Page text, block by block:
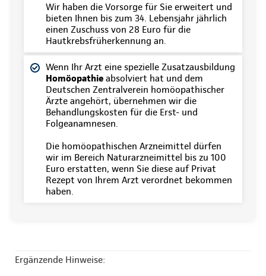
Wir haben die Vorsorge für Sie erweitert und
bieten Ihnen bis zum 34. Lebensjahr jährlich
einen Zuschuss von 28 Euro für die
Hautkrebsfrüherkennung an.
Wenn Ihr Arzt eine spezielle Zusatzausbildung
Homöopathie absolviert hat und dem
Deutschen Zentralverein homöopathischer
Ärzte angehört, übernehmen wir die
Behandlungskosten für die Erst- und
Folgeanamnesen.
Die homöopathischen Arzneimittel dürfen
wir im Bereich Naturarzneimittel bis zu 100
Euro erstatten, wenn Sie diese auf Privat
Rezept von Ihrem Arzt verordnet bekommen
haben.
Ergänzende Hinweise: